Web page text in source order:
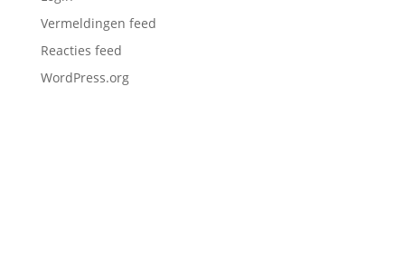
Vermeldingen feed
Reacties feed
WordPress.org